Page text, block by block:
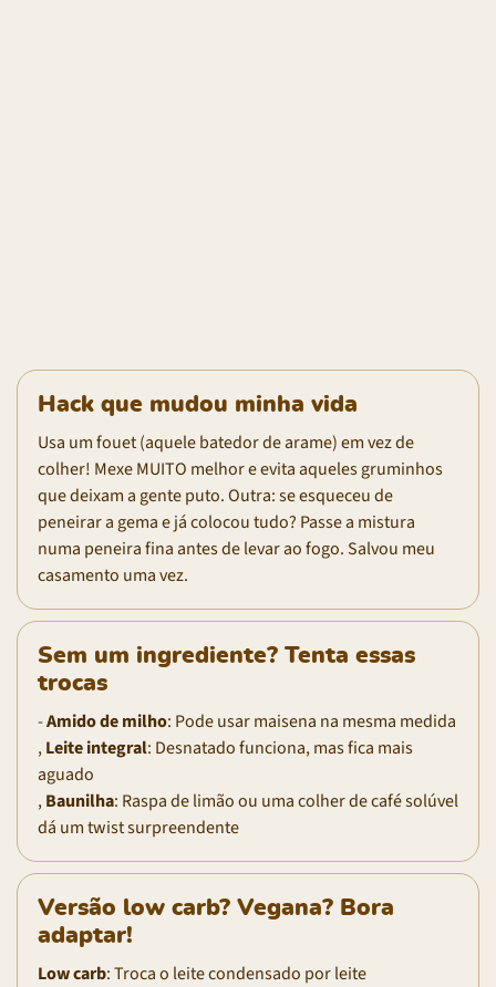
Hack que mudou minha vida
Usa um fouet (aquele batedor de arame) em vez de
colher! Mexe MUITO melhor e evita aqueles gruminhos
que deixam a gente puto. Outra: se esqueceu de
peneirar a gema e já colocou tudo? Passe a mistura
numa peneira fina antes de levar ao fogo. Salvou meu
casamento uma vez.
Sem um ingrediente? Tenta essas
trocas
-Amido de milho: Pode usar maisena na mesma medida
,Leite integral: Desnatado funciona, mas fica mais
aguado
,Baunilha: Raspa de limão ou uma colher de café solúvel
dá um twist surpreendente
Versão low carb? Vegana? Bora
adaptar!
Low carb: Troca o leite condensado por leite